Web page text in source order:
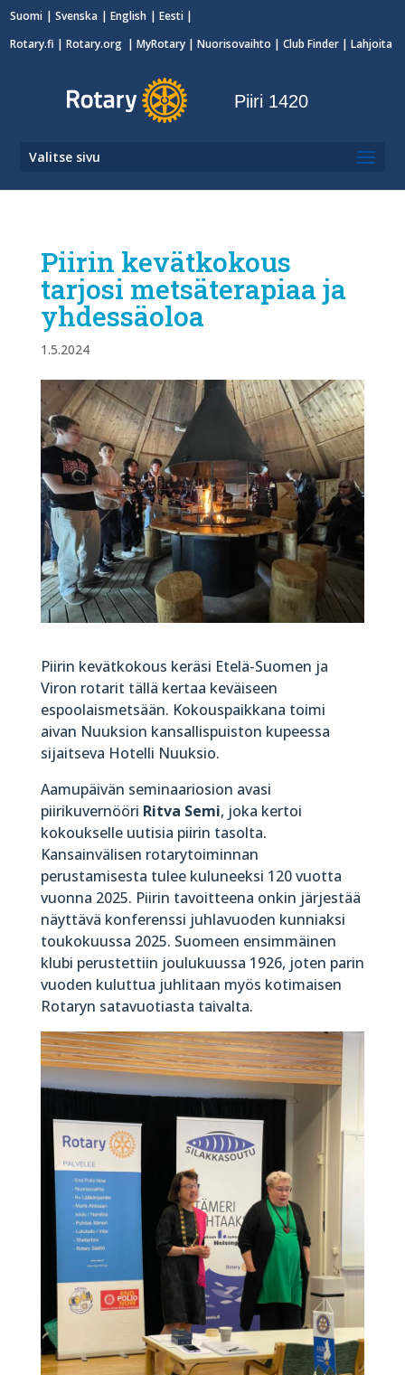
Suomi Svenska English
Eesti
Rotary.fi |Rotary.org |MyRotary |Nuorisovaihto | Club Finder | Lahjoita
Piiri 1420
Valitse sivu
Piirin kevätkokous
tarjosi metsäterapiaa ja
yhdessäoloa
1.5.2024
Piirin kevätkokous keräsi Etelä-Suomen ja
Viron rotarit tällä kertaa keväiseen
espoolaismetsään. Kokouspaikkana toimi
aivan Nuuksion kansallispuiston kupeessa
sijaitseva Hotelli Nuuksio.
Aamupäivän seminaariosion avasi
piirikuvernööri Ritva Semi, joka kertoi
kokoukselle uutisia piirin tasolta.
Kansainvälisen rotarytoiminnan
perustamisesta tulee kuluneeksi 120 vuotta
vuonna 2025. Piirin tavoitteena onkin järjestää
näyttävä konferenssi juhlavuoden kunniaksi
toukokuussa 2025. Suomeen ensimmäinen
klubi perustettiin joulukuussa 1926, joten parin
vuoden kuluttua juhlitaan myös kotimaisen
Rotaryn satavuotiasta taivalta.